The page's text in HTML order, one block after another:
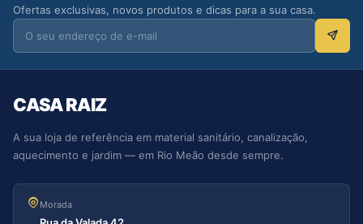
Ofertas exclusivas, novos produtos e dicas para a sua casa.
CASA RAIZ
A sua loja de referência em material sanitário, canalização,
aquecimento e jardim — em Rio Meão desde sempre.
Morada